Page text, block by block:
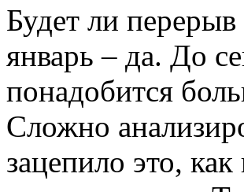
Будет ли
январь – да. До
понадобится
Сложно
зацепило это,